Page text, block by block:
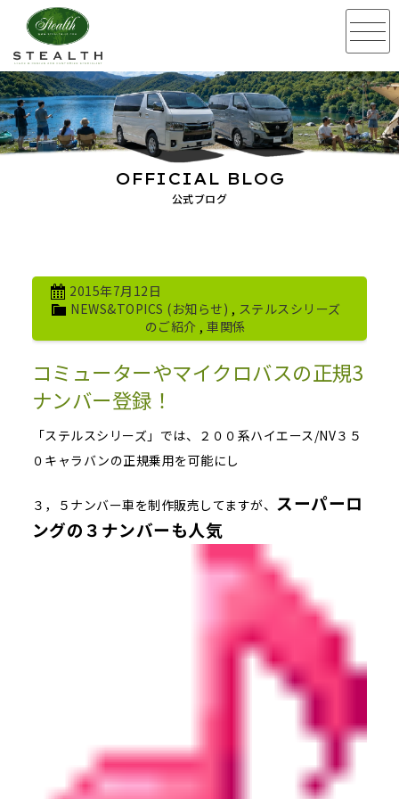
公式ブログ
OFFICIAL BLOG
2015年7月12日
NEWS&TOPICS (お知らせ) , ステルスシリーズ
のご紹介 , 車関係
コミューターやマイクロバスの正規3
ナンバー登録！
「ステルスシリーズ」では、２００系ハイエース/NV３５
０キャラバンの正規乗用を可能にし
３，５ナンバー車を制作販売してますが、 スーパーロ
ングの３ナンバーも人気